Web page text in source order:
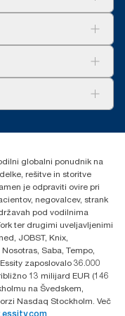
o emisijah
globalni ponudnik na
rešitve in storitve
je odpraviti ovire pri
negovalcev, strank
pod vodilnima
ter drugimi uveljavljenimi
JOBST, Knix,
Saba, Tempo,
zaposlovalo 36.000
13 milijard EUR (146
na Švedskem,
Nasdaq Stockholm. Več